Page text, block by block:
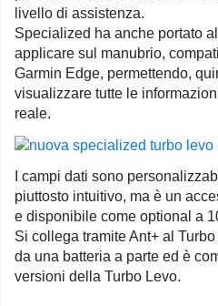
livello di assistenza.
Specialized ha anche portato
applicare sul manubrio,
Garmin Edge, permettendo,
visualizzare tutte le
reale.
I campi dati sono
piuttosto intuitivo, ma è un
e disponibile come optional a
Si collega tramite Ant+ al
da una batteria a parte ed è
versioni della Turbo Levo.